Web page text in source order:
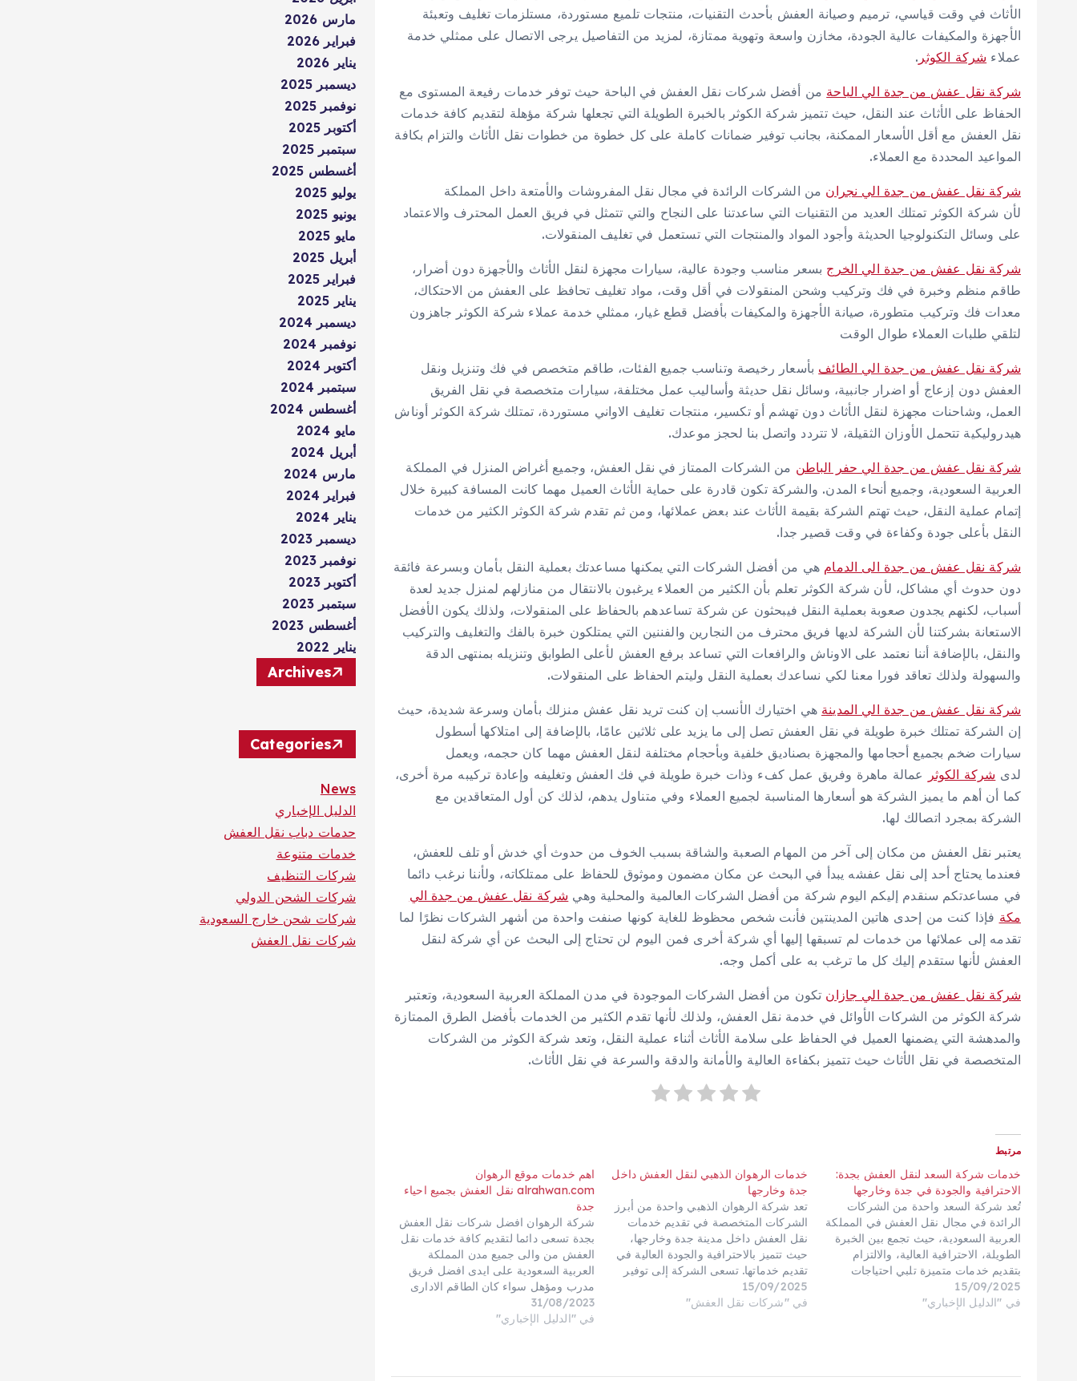
الأثاث في وقت قياسي، ترميم وصيانة العفش بأحدث التقنيات، منتجات تلميع مستوردة، مستلزمات تغليف وتعبئة
الأجهزة والمكيفات عالية الجودة، مخازن واسعة وتهوية ممتازة، لمزيد من التفاصيل يرجى الاتصال على ممثلي خدمة
عملاء شركة الكوثر .
شركة نقل عفش من جدة الي الباحة من أفضل شركات نقل العفش في الباحة حيث توفر خدمات رفيعة المستوى مع
الحفاظ على الأثاث عند النقل، حيث تتميز شركة الكوثر بالخبرة الطويلة التي تجعلها شركة مؤهلة لتقديم كافة خدمات
نقل العفش مع أقل الأسعار الممكنة، بجانب توفير ضمانات كاملة على كل خطوة من خطوات نقل الأثاث والتزام بكافة
المواعيد المحددة مع العملاء.
شركة نقل عفش من جدة الي نجران من الشركات الرائدة في مجال نقل المفروشات والأمتعة داخل المملكة
لأن شركة الكوثر تمتلك العديد من التقنيات التي ساعدتنا على النجاح والتي تتمثل في فريق العمل المحترف والاعتماد
على وسائل التكنولوجيا الحديثة وأجود المواد والمنتجات التي تستعمل في تغليف المنقولات.
شركة نقل عفش من جدة الي الخرج بسعر مناسب وجودة عالية، سيارات مجهزة لنقل الأثاث والأجهزة دون أضرار،
طاقم منظم وخبرة في فك وتركيب وشحن المنقولات في أقل وقت، مواد تغليف تحافظ على العفش من الاحتكاك،
معدات فك وتركيب متطورة، صيانة الأجهزة والمكيفات بأفضل قطع غيار، ممثلي خدمة عملاء شركة الكوثر جاهزون
لتلقي طلبات العملاء طوال الوقت
شركة نقل عفش من جدة الي الطائف بأسعار رخيصة وتناسب جميع الفئات، طاقم متخصص في فك وتنزيل ونقل
العفش دون إزعاج أو اضرار جانبية، وسائل نقل حديثة وأساليب عمل مختلفة، سيارات متخصصة في نقل الفريق
العمل، وشاحنات مجهزة لنقل الأثاث دون تهشم أو تكسير، منتجات تغليف الاواني مستوردة، تمتلك شركة الكوثر أوناش
هيدروليكية تتحمل الأوزان الثقيلة، لا تتردد واتصل بنا لحجز موعدك.
شركة نقل عفش من جدة الي حفر الباطن من الشركات الممتاز في نقل العفش، وجميع أغراض المنزل في المملكة
العربية السعودية، وجميع أنحاء المدن. والشركة تكون قادرة على حماية الأثاث العميل مهما كانت المسافة كبيرة خلال
إتمام عملية النقل، حيث تهتم الشركة بقيمة الأثاث عند بعض عملائها، ومن ثم تقدم شركة الكوثر الكثير من خدمات
النقل بأعلى جودة وكفاءة في وقت قصير جدا.
شركة نقل عفش من جدة الى الدمام هي من أفضل الشركات التي يمكنها مساعدتك بعملية النقل بأمان وبسرعة فائقة
دون حدوث أي مشاكل، لأن شركة الكوثر تعلم بأن الكثير من العملاء يرغبون بالانتقال من منازلهم لمنزل جديد لعدة
أسباب، لكنهم يجدون صعوبة بعملية النقل فيبحثون عن شركة تساعدهم بالحفاظ على المنقولات، ولذلك يكون الأفضل
الاستعانة بشركتنا لأن الشركة لديها فريق محترف من النجارين والفننين التي يمتلكون خبرة بالفك والتغليف والتركيب
والنقل، بالإضافة أننا نعتمد على الاوناش والرافعات التي تساعد برفع العفش لأعلى الطوابق وتنزيله بمنتهى الدقة
والسهولة ولذلك تعاقد فورا معنا لكي نساعدك بعملية النقل وليتم الحفاظ على المنقولات.
شركة نقل عفش من جدة الي المدينة هي اختيارك الأنسب إن كنت تريد نقل عفش منزلك بأمان وسرعة شديدة، حيث
إن الشركة تمتلك خبرة طويلة في نقل العفش تصل إلى ما يزيد على ثلاثين عامًا، بالإضافة إلى امتلاكها أسطول
سيارات ضخم بجميع أحجامها والمجهزة بصناديق خلفية وبأحجام مختلفة لنقل العفش مهما كان حجمه، ويعمل
لدى شركة الكوثر
عمالة ماهرة وفريق عمل كفء وذات خبرة طويلة في فك العفش وتغليفه وإعادة تركيبه مرة أخرى،
كما أن أهم ما يميز الشركة هو أسعارها المناسبة لجميع العملاء وفي متناول يدهم، لذلك كن أول المتعاقدين مع
الشركة بمجرد اتصالك لها.
يعتبر نقل العفش من مكان إلى آخر من المهام الصعبة والشاقة بسبب الخوف من حدوث أي خدش أو تلف للعفش،
فعندما يحتاج أحد إلى نقل عفشه يبدأ في البحث عن مكان مضمون وموثوق للحفاظ على ممتلكاته، ولأننا نرغب دائما
في مساعدتكم سنقدم إليكم اليوم شركة من أفضل الشركات العالمية والمحلية وهي شركة نقل عفش من جدة الي
مكة فإذا كنت من إحدى هاتين المدينتين فأنت شخص محظوظ للغاية كونها صنفت واحدة من أشهر الشركات نظرًا لما
تقدمه إلى عملائها من خدمات لم تسبقها إليها أي شركة أخرى فمن اليوم لن تحتاج إلى البحث عن أي شركة لنقل
العفش لأنها ستقدم إليك كل ما ترغب به على أكمل وجه.
شركة نقل عفش من جدة الي جازان تكون من أفضل الشركات الموجودة في مدن المملكة العربية السعودية، وتعتبر
شركة الكوثر من الشركات الأوائل في خدمة نقل العفش، ولذلك لأنها تقدم الكثير من الخدمات بأفضل الطرق الممتازة
والمدهشة التي يضمنها العميل في الحفاظ على سلامة الأثاث أثناء عملية النقل، وتعد شركة الكوثر من الشركات
المتخصصة في نقل الأثاث حيث تتميز بكفاءة العالية والأمانة والدقة والسرعة في نقل الأثاث.
مرتبط
خدمات شركة السعد لنقل العفش بجدة:
الاحترافية والجودة في جدة وخارجها
تُعد شركة السعد واحدة من الشركات
الرائدة في مجال نقل العفش في المملكة
العربية السعودية، حيث تجمع بين الخبرة
الطويلة، الاحترافية العالية، والالتزام
بتقديم خدمات متميزة تلبي احتياجات
العملاء. سواء كنت تخطط لنقل أثاثك
داخل أحياء مدينة جدة أو إلى مدن أخرى
15/09/2025
في "الدليل الإخباري"
خدمات الرهوان الذهبي لنقل العفش داخل
جدة وخارجها
تعد شركة الرهوان الذهبي واحدة من أبرز
الشركات المتخصصة في تقديم خدمات
نقل العفش داخل مدينة جدة وخارجها،
حيث تتميز بالاحترافية والجودة العالية في
تقديم خدماتها. تسعى الشركة إلى توفير
تجربة نقل مريحة وآمنة للعملاء، مع
التركيز على حماية الأثاث والممتلكات من
15/09/2025
في "شركات نقل العفش"
اهم خدمات موقع الرهوان
alrahwan.com نقل العفش بجميع احياء
جدة
شركة الرهوان افضل شركات نقل العفش
بجدة تسعى دائما لتقديم كافة خدمات نقل
العفش من والى جميع مدن المملكة
العربية السعودية على ايدى افضل فريق
مدرب ومؤهل سواء كان الطاقم الادارى
الذى يتابع عملية نقل الاثاث لتتم بأفضل
الطرق التى ترضى جميع عملائنا والتى
31/08/2023
في "الدليل الإخباري"
مارس 2026
فبراير 2026
يناير 2026
ديسمبر 2025
نوفمبر 2025
أكتوبر 2025
سبتمبر 2025
أغسطس 2025
يوليو 2025
يونيو 2025
مايو 2025
أبريل 2025
فبراير 2025
يناير 2025
ديسمبر 2024
نوفمبر 2024
أكتوبر 2024
سبتمبر 2024
أغسطس 2024
مايو 2024
أبريل 2024
مارس 2024
فبراير 2024
يناير 2024
ديسمبر 2023
نوفمبر 2023
أكتوبر 2023
سبتمبر 2023
أغسطس 2023
يناير 2022
Archives
Categories
News
الدليل الإخباري
حدمات دباب نقل العفش
خدمات متنوعة
شركات التنظيف
شركات الشحن الدولي
شركات شحن خارج السعودية
شركات نقل العفش